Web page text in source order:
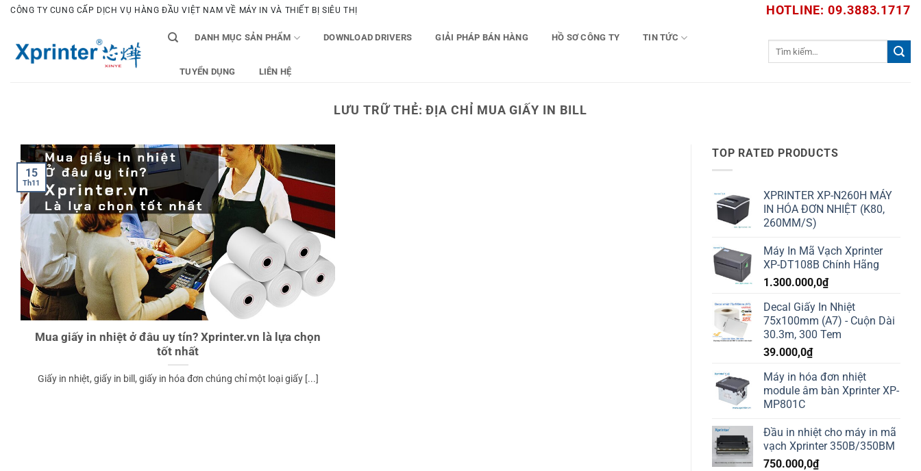
Bỏ
dung
CÔNG TY CUNG CẤP DỊCH VỤ HÀNG ĐẦU VIỆT NAM VỀ MÁY IN VÀ THIẾT BỊ SIÊU THỊ HOTLINE: 09.3883.1717
DANH MỤC SẢN PHẨM DOWNLOAD DRIVERS GIẢI PHÁP BÁN HÀNG HỒ SƠ CÔNG TY TIN TỨC
TUYỂN DỤNG LIÊN HỆ
LƯU TRỮ THẺ:ĐỊA CHỈ MUA GIẤY IN BILL
Mua giấy in nhiệt ở đâu uy tín? Xprinter.vn là lựa chọn
tốt nhất
Giấy in nhiệt, giấy in bill, giấy in hóa đơn chúng chỉ một loại giấy [...]
15
Th11
TOP RATED PRODUCTS
XPRINTER XP-N260H MÁY
IN HÓA ĐƠN NHIỆT (K80,
260MM/S)
Máy In Mã Vạch Xprinter
XP-DT108B Chính Hãng
1.300.000,0₫
Decal Giấy In Nhiệt
75x100mm (A7) - Cuộn Dài
30.3m, 300 Tem
39.000,0₫
Máy in hóa đơn nhiệt
module âm bàn Xprinter XP-
MP801C
Đầu in nhiệt cho máy in mã
vạch Xprinter 350B/350BM
750.000,0₫